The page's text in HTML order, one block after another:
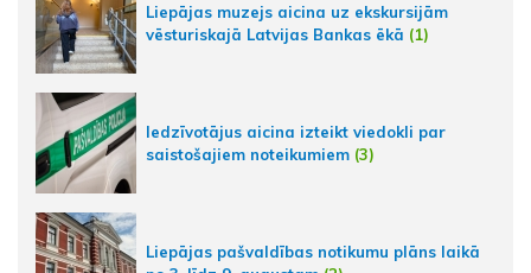
Liepājas muzejs aicina uz ekskursijām
vēsturiskajā Latvijas Bankas ēkā (1)
Iedzīvotājus aicina izteikt viedokli par
saistošajiem noteikumiem (3)
Liepājas pašvaldības notikumu plāns laikā